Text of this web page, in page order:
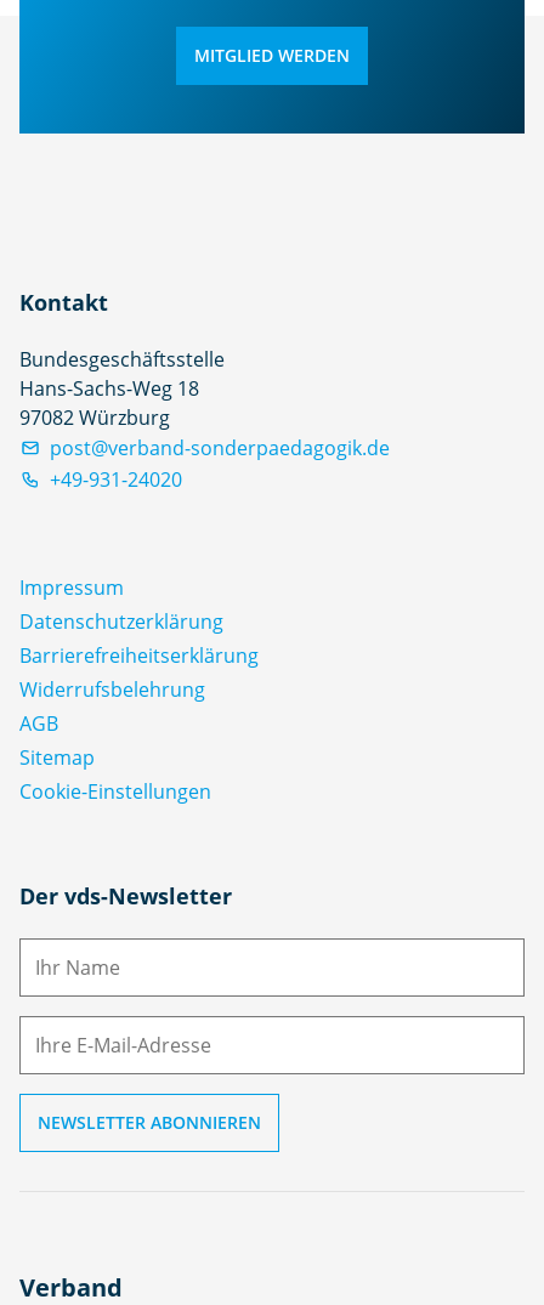
MITGLIED WERDEN
Kontakt
Bundesgeschäftsstelle
Hans-Sachs-Weg 18
97082 Würzburg
post@verband-sonderpaedagogik.de
+49-931-24020
Impressum
Datenschutz­erklärung
Barrierefreiheitserklärung
Widerrufsbelehrung
AGB
Sitemap
Cookie-Einstellungen
Der vds-Newsletter
N
M
Verband